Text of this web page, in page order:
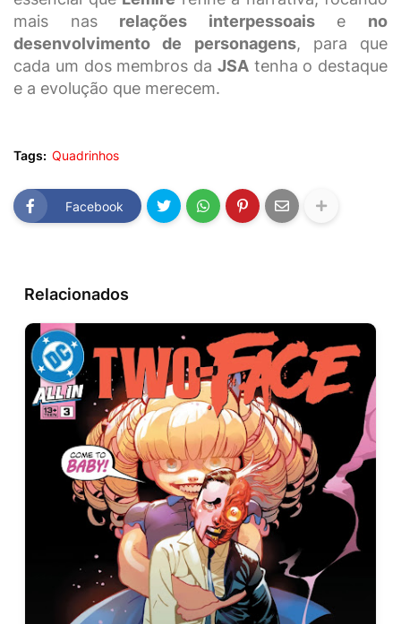
mais nas relações interpessoaise no
desenvolvimento de personagens, para que
cada um dos membros da JSAtenha o destaque
e a evolução que merecem.
Tags: Quadrinhos
Facebook
Relacionados